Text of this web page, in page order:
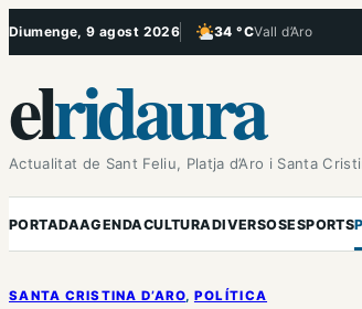
Vés
Diumenge, 9 agost 2026 34 °CVall d’Aro
, Poc ennuvolat
elridaura
Actualitat de Sant Feliu, Platja d’Aro i Santa
PORTADAAGENDACULTURADIVERSOSESPORTS
SANTA CRISTINA D’ARO, POLÍTICA